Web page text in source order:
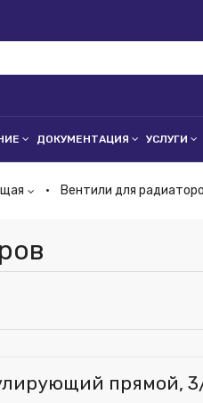
ДОКУМЕНТАЦИЯ УСЛУГИ
Вентили для
прямой,